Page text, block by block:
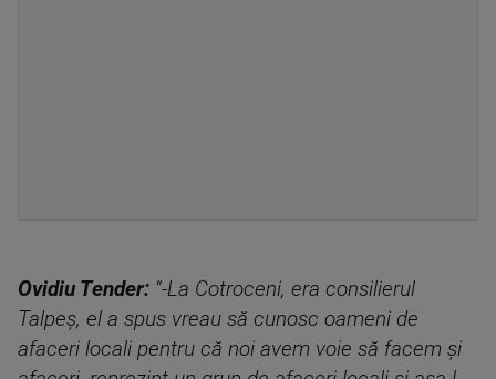
Ovidiu Tender: “-La Cotroceni, era consilierul
Talpeș, el a spus vreau să cunosc oameni de
afaceri locali pentru că noi avem voie să facem și